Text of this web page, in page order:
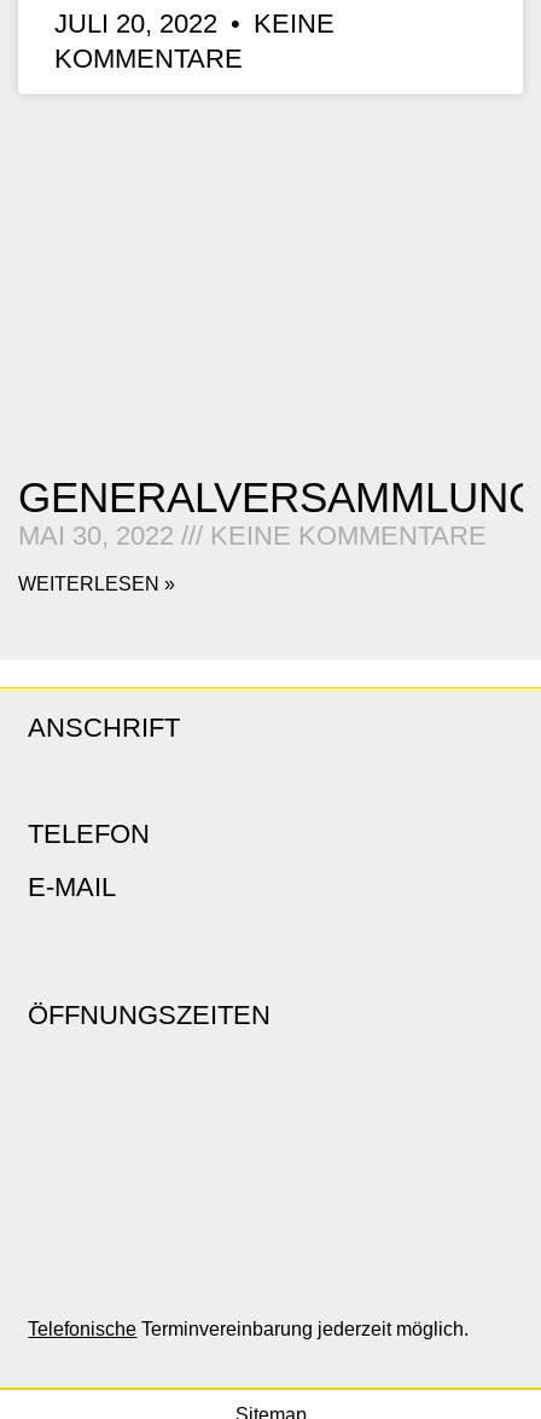
JULI 20, 2022
KEINE
KOMMENTARE
GENERALVERSAMMLUNG
MAI 30, 2022 KEINE KOMMENTARE
WEITERLESEN »
ANSCHRIFT
TELEFON
E-MAIL
ÖFFNUNGSZEITEN
Telefonische Terminvereinbarung jederzeit möglich.